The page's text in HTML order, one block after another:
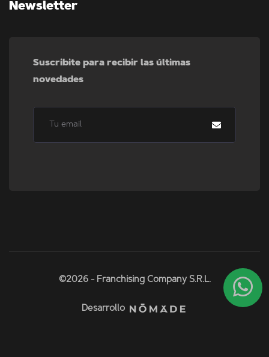
Newsletter
Suscribite para recibir las últimas
novedades
©2026 - Franchising Company S.R.L.
Desarrollo